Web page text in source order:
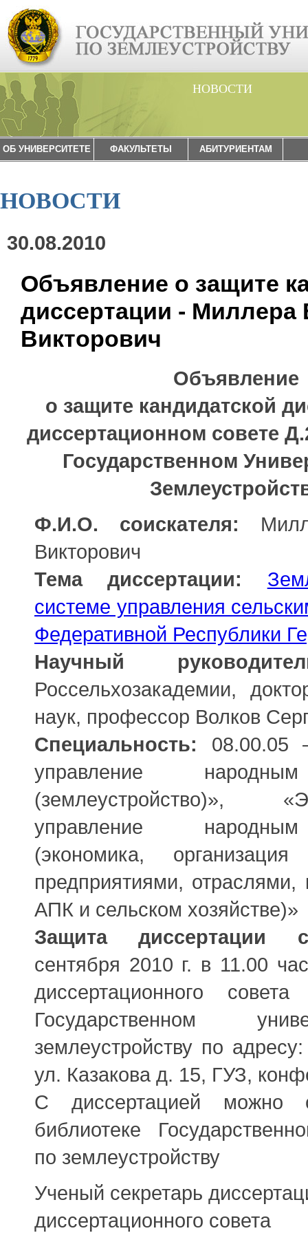
НОВОСТИ
ОБ УНИВЕРСИТЕТЕ ФАКУЛЬТЕТЫ АБИТУРИЕНТАМ
НОВОСТИ
30.08.2010
Объявление о защите
диссертации - Миллера
Викторович
Объявление
о защите кандидатской
диссертационном совете
Государственном
Ф.И.О. соискателя:
Викторович
Тема диссертации:
системе управления
Федеративной Республики
Научный
Россельхозакадемии,
наук, профессор Волков
Специальность: 08.00.05
управление
(землеустройство)»,
управление
(экономика,
предприятиями,
АПК и сельском хозяйстве)»
Защита диссертации
сентября 2010 г. в 11.00
диссертационного
Государственном
землеустройству по
ул. Казакова д. 15, ГУЗ,
С диссертацией можно
библиотеке
по землеустройству
Ученый секретарь
диссертационного совета